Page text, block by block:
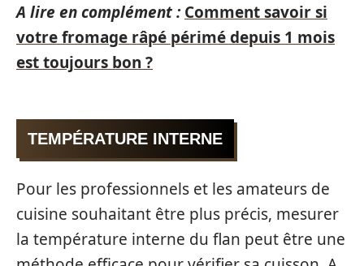
A lire en complément : Comment savoir si
votre fromage râpé périmé depuis 1 mois
est toujours bon ?
TEMPÉRATURE INTERNE
Pour les professionnels et les amateurs de
cuisine souhaitant être plus précis, mesurer
la température interne du flan peut être une